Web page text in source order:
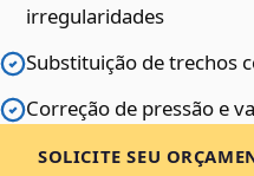
irregularidades
Substituição de trechos
Correção de pressão e
SOLICITE SEU